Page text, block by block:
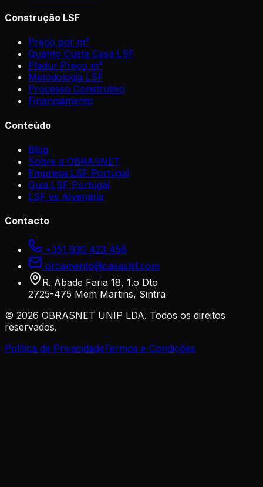
Construção LSF
Preço por m²
Quanto Custa Casa LSF
Pladur Preço m²
Metodologia LSF
Processo Construtivo
Financiamento
Conteúdo
Blog
Sobre a OBRASNET
Empresa LSF Portugal
Guia LSF Portugal
LSF vs Alvenaria
Contacto
+351 930 423 456
orcamento@casaslsf.com
R. Abade Faria 18, 1.o Dto
2725-475 Mem Martins, Sintra
© 2026 OBRASNET UNIP LDA. Todos os direitos
reservados.
Política de PrivacidadeTermos e Condições